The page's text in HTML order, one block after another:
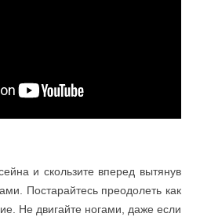
и скользите вперед вытянув
Постарайтесь преодолеть как
Не двигайте ногами, даже если